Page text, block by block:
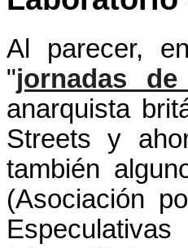
Al parecer,
"jornadas
anarquista
Streets y
también
(Asociación